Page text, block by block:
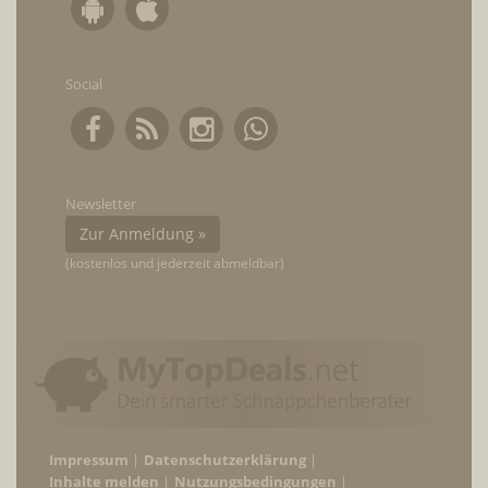
Social
Newsletter
Zur Anmeldung »
(kostenlos und jederzeit abmeldbar)
Impressum
Datenschutzerklärung
Inhalte melden
Nutzungsbedingungen